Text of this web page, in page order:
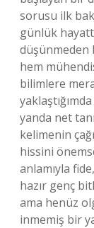
sorusu ilk
günlük
düşünmeden
hem
bilimlere
yanda net
kelimenin
hissini
anlamıyla
hazır genç
ama henüz
inmemiş bir